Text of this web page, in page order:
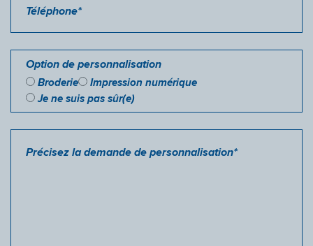
Téléphone*
Option de personnalisation
Broderie
Impression numérique
Je ne suis pas sûr(e)
Précisez la demande de personnalisation*